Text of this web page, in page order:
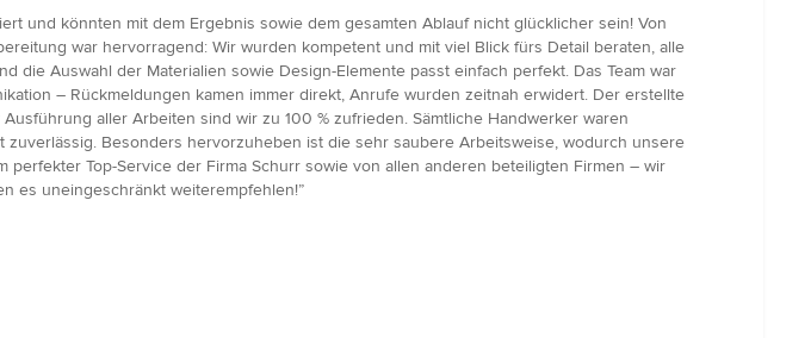
und könnten mit dem Ergebnis sowie dem gesamten Ablauf nicht glücklicher sein! Von
war hervorragend: Wir wurden kompetent und mit viel Blick fürs Detail beraten, alle
Auswahl der Materialien sowie Design-Elemente passt einfach perfekt. Das Team war
– Rückmeldungen kamen immer direkt, Anrufe wurden zeitnah erwidert. Der erstellte
aller Arbeiten sind wir zu 100 % zufrieden. Sämtliche Handwerker waren
Besonders hervorzuheben ist die sehr saubere Arbeitsweise, wodurch unsere
Top-Service der Firma Schurr sowie von allen anderen beteiligten Firmen – wir
es uneingeschränkt weiterempfehlen!”